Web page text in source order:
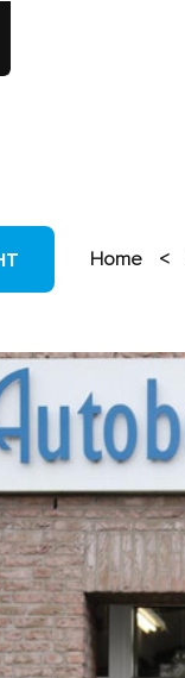
Home <